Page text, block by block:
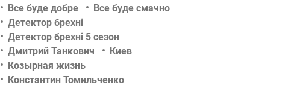
Все буде добре
Все буде смачно
Детектор брехні
Детектор брехні 5 сезон
Дмитрий Танкович
Киев
Козырная жизнь
Константин Томильченко